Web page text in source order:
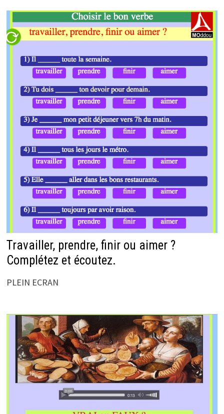
Travailler, prendre, finir ou aimer ?
Complétez et écoutez.
PLEIN ECRAN